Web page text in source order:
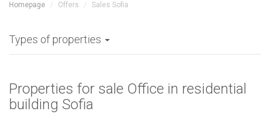
Homepage Offers Sales Sofia
Types of properties
Properties for sale Office in residential
building Sofia